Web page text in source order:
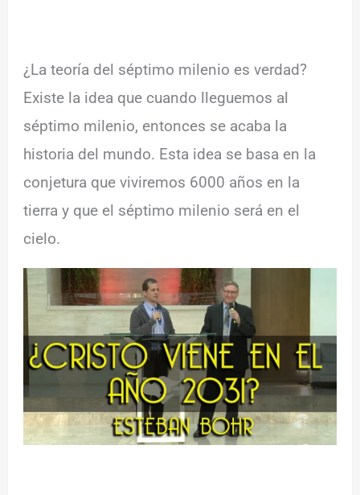
¿La teoría del séptimo milenio es verdad?
Existe la idea que cuando lleguemos al
séptimo milenio, entonces se acaba la
historia del mundo. Esta idea se basa en la
conjetura que viviremos 6000 años en la
tierra y que el séptimo milenio será en el
cielo.